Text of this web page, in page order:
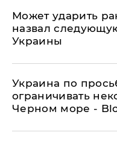
Может ударить
назвал
Украины
Украина по
ограничивать
Черном море -